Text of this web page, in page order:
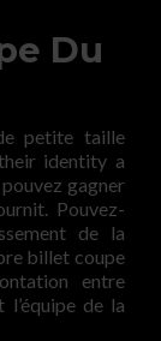
Du
petite taille
identity a
gagner
Pouvez-
de la
billet coupe
entre
l’équipe de la